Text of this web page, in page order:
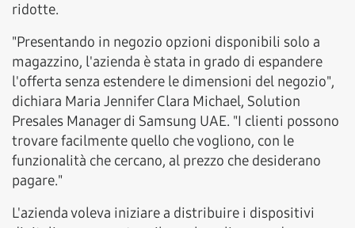
ridotte.
"Presentando in negozio opzioni disponibili solo a
magazzino, l'azienda è stata in grado di espandere
l'offerta senza estendere le dimensioni del negozio",
dichiara Maria Jennifer Clara Michael, Solution
Presales Manager di Samsung UAE. "I clienti possono
trovare facilmente quello che vogliono, con le
funzionalità che cercano, al prezzo che desiderano
pagare."
L'azienda voleva iniziare a distribuire i dispositivi